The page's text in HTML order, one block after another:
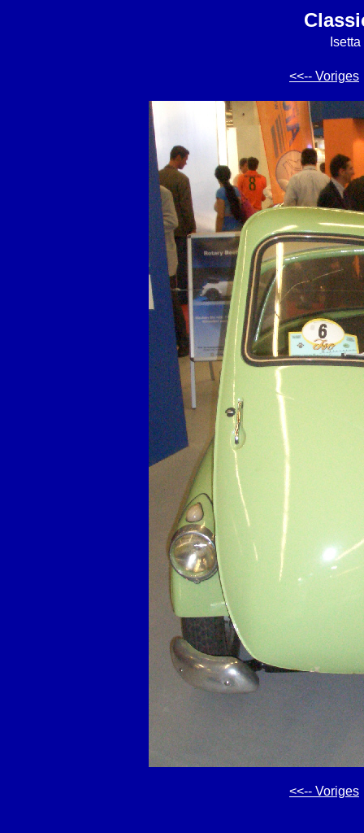
<<-- Voriges
<<-- Voriges